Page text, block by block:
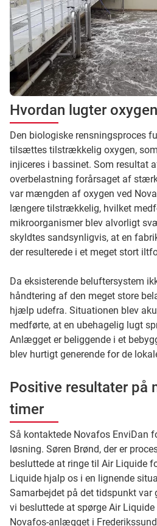
Hvordan lugter
Den biologiske rensningsproces
tilsættes tilstrækkelig oxygen,
injiceres i bassinet. Som resultat
overbelastning forårsaget af
var mængden af oxygen ved
længere tilstrækkelig, hvilket
mikroorganismer blev alvorligt
skyldtes sandsynligvis, at en
der resulterede i et meget stort
Da eksisterende beluftersystem
håndtering af den meget store
hjælp udefra. Situationen blev
medførte, at en ubehagelig lugt
Anlægget er beliggende i et
blev hurtigt generende for de
Positive resultater på
timer
Så kontaktede Novafos EnviDan
løsning. Søren Brønd, der er
besluttede at ringe til Air Liquide
Liquide hjalp os i en lignende
Samarbejdet på det tidspunkt var
vi besluttede at spørge Air
Novafos-anlægget i